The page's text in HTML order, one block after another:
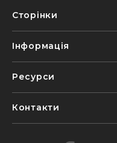
Сторінки
Інформація
Ресурси
Контакти